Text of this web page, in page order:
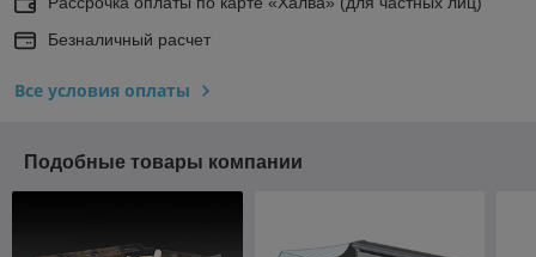
Безналичный расчет
Все условия оплаты
Подобные товары компании